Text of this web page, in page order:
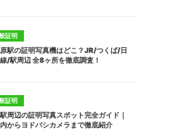
証明
駅の証明写真機はどこ？JR/つくば/日
/駅周辺 全8ヶ所を徹底調査！
証明
周辺の証明写真スポット完全ガイド｜
からヨドバシカメラまで徹底紹介